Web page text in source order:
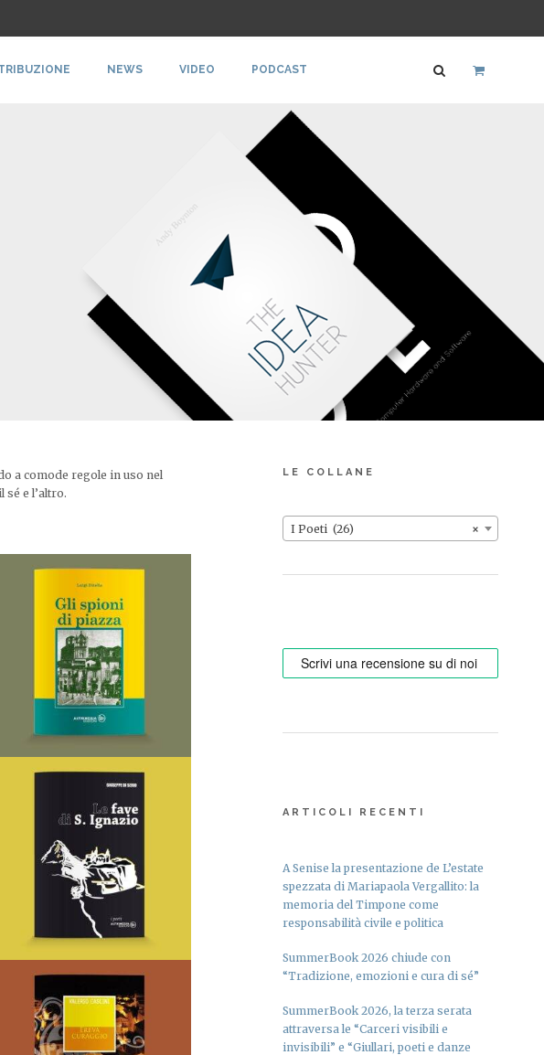
NEWS VIDEO PODCAST
a comode regole in uso nel
e l’altro.
Gli spioni di piazza
Luigi Ditella
€7,00
AGGIUNGI AL CARRELLO
AGGIUNGI ALLA
Le fave di S. Ignazio
Giuseppe Di Serio
€5,00
I Poeti
LE COLLANE
×
I Poeti (26)
ARTICOLI RECENTI
A Senise la presentazione de L’estate
spezzata di Mariapaola Vergallito: la
memoria del Timpone come
responsabilità civile e politica
SummerBook 2026 chiude con
“Tradizione, emozioni e cura di sé”
SummerBook 2026, la terza serata
attraversa le “Carceri visibili e
invisibili” e “Giullari, poeti e danze